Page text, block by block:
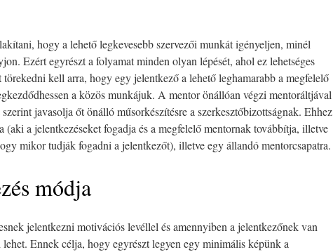
hogy a lehető legkevesebb szervezői munkát igényeljen, minél
Ezért egyrészt a folyamat minden olyan lépését, ahol ez lehetséges
kell arra, hogy egy jelentkező a lehető leghamarabb a megfelelő
a közös munkájuk. A mentor önállóan végzi mentoráltjával
szerint javasolja őt önálló műsorkészítésre a szerkesztőbizottságnak. Ehhez
(aki a jelentkezéseket fogadja és a megfelelő mentornak továbbítja, illetve
mikor tudják fogadni a jelentkezőt), illetve egy állandó mentorcsapatra.
módja
jelentkezni motivációs levéllel és amennyiben a jelentkezőnek van
lehet. Ennek célja, hogy egyrészt legyen egy minimális képünk a